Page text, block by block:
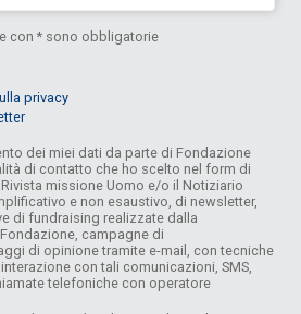
con * sono obbligatorie
privacy
dei miei dati da parte di Fondazione
di contatto che ho scelto nel form di
missione Uomo e/o il Notiziario
e non esaustivo, di newsletter,
di fundraising realizzate dalla
campagne di
di opinione tramite e-mail, con tecniche
con tali comunicazioni, SMS,
telefoniche con operatore